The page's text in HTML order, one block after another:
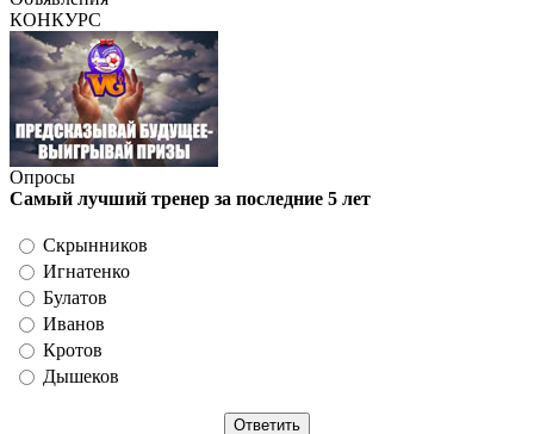
КОНКУРС
Опросы
Самый лучший тренер за последние 5 лет
Скрынников
Игнатенко
Булатов
Иванов
Кротов
Дышеков